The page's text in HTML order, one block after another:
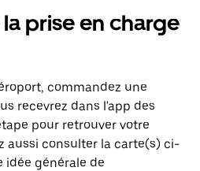
prise en charge
commandez une
recevrez dans l'app des
pour retrouver votre
aussi consulter la carte(s) ci-
idée générale de